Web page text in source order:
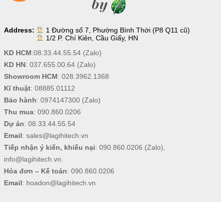
Address:
1 Đường số 7, Phường Bình Thới (P8 Q11 cũ)
1/2 P. Chí Kiên, Cầu Giấy, HN
KD HCM:08.33.44.55.54(Zalo)
KD HN: 037.655.00.64(Zalo)
Showroom HCM: 028.3962.1368
Kĩ thuật: 08885.01112
Bảo hành: 0974147300(Zalo)
Thu mua: 090.860.0206
Dự án: 08.33.44.55.54
Email: sales@lagihitech.vn
Tiếp nhận ý kiến, khiếu nại: 090.860.0206 (Zalo),
info@lagihitech.vn
Hóa đơn – Kế toán: 090.860.0206
Email: hoadon@lagihitech.vn